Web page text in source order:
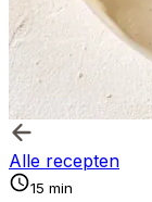
Alle recepten
15 min